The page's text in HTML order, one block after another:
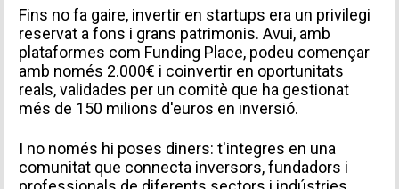
Fins no fa gaire, invertir en startups era un privilegi
reservat a fons i grans patrimonis. Avui, amb
plataformes com Funding Place, podeu començar
amb només 2.000€ i coinvertir en oportunitats
reals, validades per un comitè que ha gestionat
més de 150 milions d'euros en inversió.
I no només hi poses diners: t'integres en una
comunitat que connecta inversors, fundadors i